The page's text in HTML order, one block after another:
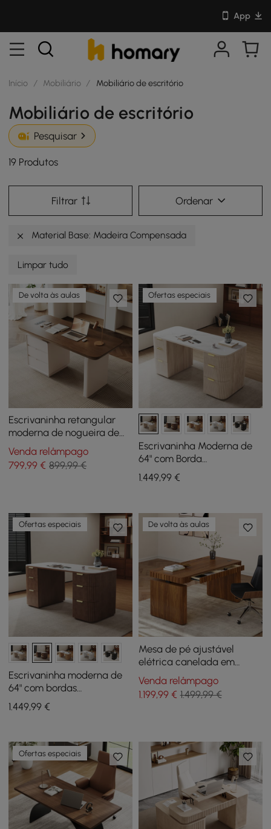
App
Início / Mobiliário / Mobiliário de escritório
Mobiliário de escritório
Pesquisar
19 Produtos
Filtrar Ordenar
Material Base: Madeira Compensada
Limpar tudo
De volta às aulas
Escrivaninha retangular
moderna de nogueira de
160 cm com estação de
carregamento e
armazenamento
Venda relâmpago
799,99 € 899,99 €
Ofertas especiais
Escrivaninha Moderna de
64" com Borda
Arredondada, Pedra
Sinterizada Branqueada e
1.449,99€
Ofertas especiais
Escrivaninha moderna de
64" com bordas
arredondadas em nogueira
e pedra sinterizada com
1.449,99 €
De volta às aulas
Mesa de pé ajustável
elétrica canelada em
nogueira Aura de 63"
Venda relâmpago
1.199,99€ 1.499,99 €
Ofertas especiais